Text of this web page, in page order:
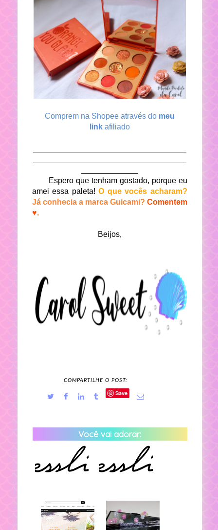
Comprem na Shopee através do meu
linkafiliado
Espero que tenham gostado, porque eu
amei essa paleta! O que vocês acharam?
Já conhecia a marca Guicami? Comentem
♥.
Beijos,
COMPARTILHE O POST:
Save
Você vai adorar: